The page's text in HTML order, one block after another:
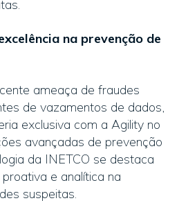
na prevenção de
ameaça de fraudes
de vazamentos de dados,
exclusiva com a Agility no
avançadas de prevenção
da INETCO se destaca
e analítica na
suspeitas.